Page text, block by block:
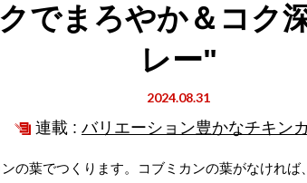
でまろやか＆コク
レー"
2024.08.31
連載 : バリエーション豊かなチキン
の葉でつくります。コブミカンの葉がなけれ